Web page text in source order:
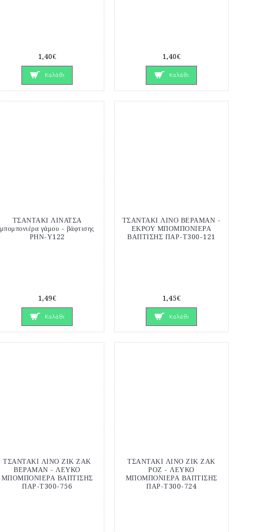
1,40€
Καλάθι
1,40€
Καλάθι
ΤΣΑΝΤΑΚΙ ΛΙΝΑΤΣΑ
μπομπονιέρα γάμου - βάφτισης
ΡΗΝ-Υ122
1,49€
Καλάθι
ΤΣΑΝΤΑΚΙ ΛΙΝΟ ΒΕΡΑΜΑΝ -
ΕΚΡΟΥ ΜΠΟΜΠΟΝΙΕΡΑ
ΒΑΠΤΙΣΗΣ ΠΑΡ-Τ300-121
1,45€
Καλάθι
ΤΣΑΝΤΑΚΙ ΛΙΝΟ ΖΙΚ ΖΑΚ
ΒΕΡΑΜΑΝ - ΛΕΥΚΟ
ΜΠΟΜΠΟΝΙΕΡΑ ΒΑΠΤΙΣΗΣ
ΠΑΡ-Τ300-756
ΤΣΑΝΤΑΚΙ ΛΙΝΟ ΖΙΚ ΖΑΚ
ΡΟΖ - ΛΕΥΚΟ
ΜΠΟΜΠΟΝΙΕΡΑ ΒΑΠΤΙΣΗΣ
ΠΑΡ-Τ300-724